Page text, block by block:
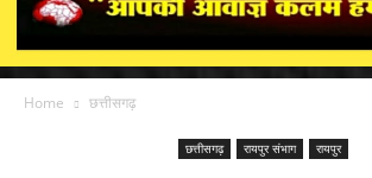
Home छत्तीसगढ़
छत्तीसगढ़ रायपुर संभाग रायपुर